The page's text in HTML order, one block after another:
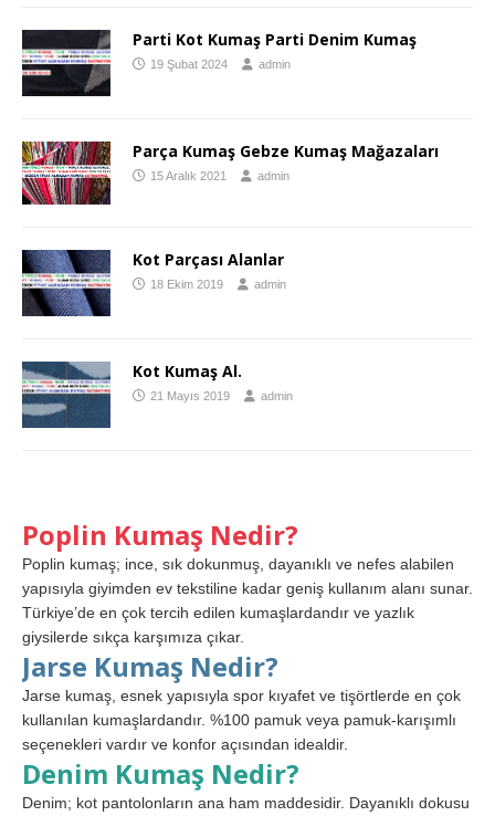
Parti Kot Kumaş Parti Denim Kumaş
19 Şubat 2024 admin
Parça Kumaş Gebze Kumaş Mağazaları
15 Aralık 2021 admin
Kot Parçası Alanlar
18 Ekim 2019 admin
Kot Kumaş Al.
21 Mayıs 2019 admin
Poplin Kumaş Nedir?
Poplin kumaş; ince, sık dokunmuş, dayanıklı ve nefes alabilen
yapısıyla giyimden ev tekstiline kadar geniş kullanım alanı sunar.
Türkiye’de en çok tercih edilen kumaşlardandır ve yazlık
giysilerde sıkça karşımıza çıkar.
Jarse Kumaş Nedir?
Jarse kumaş, esnek yapısıyla spor kıyafet ve tişörtlerde en çok
kullanılan kumaşlardandır. %100 pamuk veya pamuk-karışımlı
seçenekleri vardır ve konfor açısından idealdir.
Denim Kumaş Nedir?
Denim; kot pantolonların ana ham maddesidir. Dayanıklı dokusu